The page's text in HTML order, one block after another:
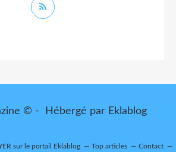
© - Hébergé par Eklablog
sur le portail Eklablog Top articles Contact